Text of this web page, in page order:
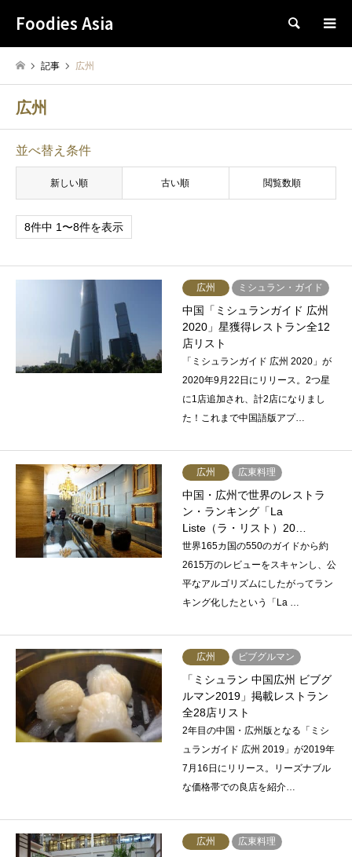
Foodies Asia 検索
記事 広州
広州
並べ替え条件
新しい順 古い順 閲覧数順
8件中 1〜8件を表示
広州 ミシュラン・ガイド
中国「ミシュランガイド 広州
2020」星獲得レストラン全12
店リスト
「ミシュランガイド 広州 2020」が
2020年9月22日にリリース。2つ星
に1店追加され、計2店になりまし
た！これまで中国語版アプ…
広州 広東料理
中国・広州で世界のレストラ
ン・ランキング「La
Liste（ラ・リスト）20…
世界165カ国の550のガイドから約
2615万のレビューをスキャンし、公
平なアルゴリズムにしたがってラン
キング化したという「La …
広州 ビブグルマン
「ミシュラン 中国広州 ビブグ
ルマン2019」掲載レストラン
全28店リスト
2年目の中国・広州版となる「ミシ
ュランガイド 広州 2019」が2019年
7月16日にリリース。リーズナブル
な価格帯での良店を紹介…
広州 広東料理